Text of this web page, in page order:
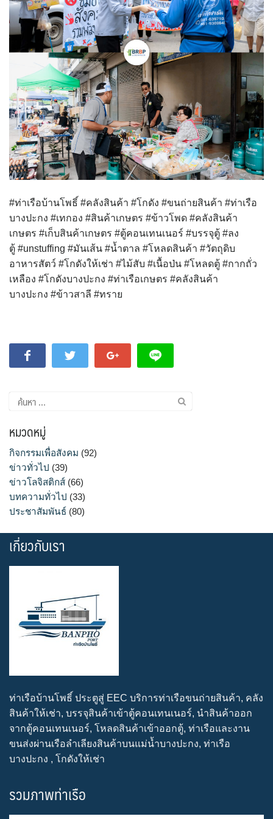
#ท่าเรือบ้านโพธิ์ #คลังสินค้า #โกดัง #ขนถ่ายสินค้า #ท่าเรือ
บางปะกง #เทกอง #สินค้าเกษตร #ข้าวโพด #คลังสินค้า
เกษตร #เก็บสินค้าเกษตร #ตู้คอนเทนเนอร์ #บรรจุตู้ #ลง
ตู้ #unstuffing #มันเส้น #น้ำตาล #โหลดสินค้า #วัตถุดิบ
อาหารสัตว์ #โกดังให้เช่า #ไม้สับ #เนื้อป่น #โหลดตู้ #กากถั่ว
เหลือง #โกดังบางปะกง #ท่าเรือเกษตร #คลังสินค้า
บางปะกง #ข้าวสาลี #ทราย
ค้นหา
สำหรับ:
หมวดหมู่
กิจกรรมเพื่อสังคม (92)
ข่าวทั่วไป (39)
ข่าวโลจิสติกส์ (66)
บทความทั่วไป (33)
ประชาสัมพันธ์ (80)
เกี่ยวกับเรา
ท่าเรือบ้านโพธิ์ ประตูสู่ EEC บริการท่าเรือขนถ่ายสินค้า, คลัง
สินค้าให้เช่า, บรรจุสินค้าเข้าตู้คอนเทนเนอร์, นำสินค้าออก
จากตู้คอนเทนเนอร์, โหลดสินค้าเข้าออกตู้, ท่าเรือและงาน
ขนส่งผ่านเรือลำเลียงสินค้าบนแม่น้ำบางปะกง, ท่าเรือ
บางปะกง , โกดังให้เช่า
รวมภาพท่าเรือ